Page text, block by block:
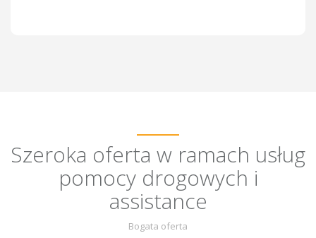
Szeroka oferta w ramach usług
pomocy drogowych i
assistance
Bogata oferta